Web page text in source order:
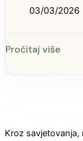
03/03/2026
Pročitaj više
Kroz